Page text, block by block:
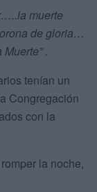
muerte
de gloria…
.
tenían un
Congregación
con la
la noche,